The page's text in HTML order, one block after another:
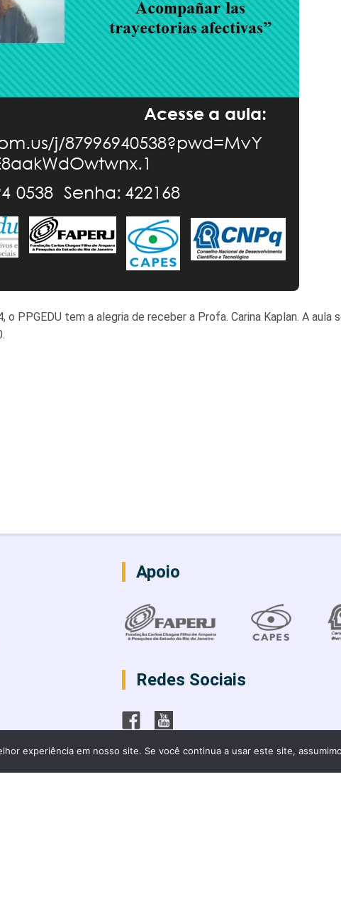
o PPGEDU tem a alegria de receber a Profa. Carina Kaplan. A aula
Apoio
Redes Sociais
- Processos formativos e desigualdades sociais 2023 - todos os
experiência em nosso site. Se você continua a usar este site,